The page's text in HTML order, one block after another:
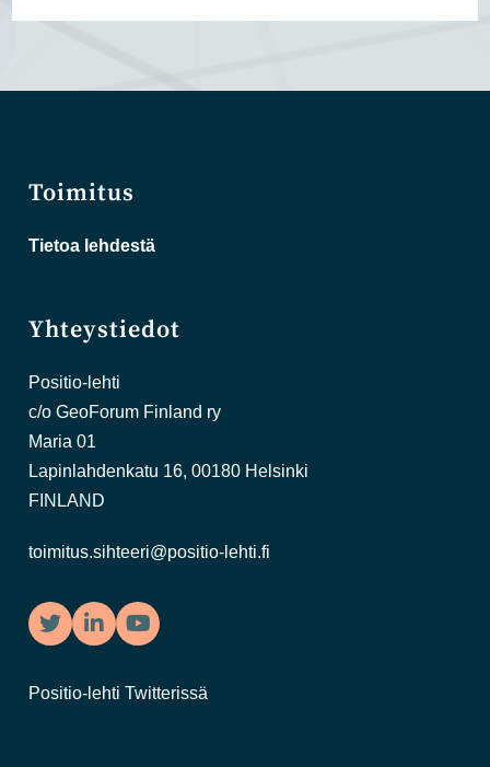
Toimitus
Tietoa lehdestä
Yhteystiedot
Positio-lehti
c/o GeoForum Finland ry
Maria 01
Lapinlahdenkatu 16, 00180 Helsinki
FINLAND
toimitus.sihteeri@positio-lehti.fi
TwitterLinkedInYouTube
Positio-lehti Twitterissä